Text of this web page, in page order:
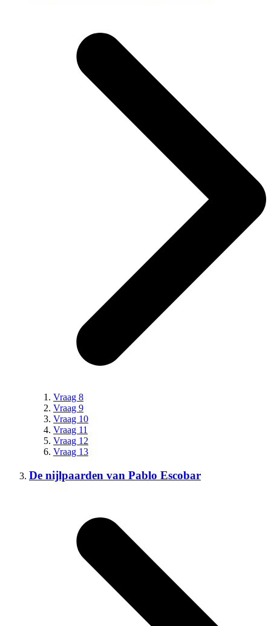
Vraag 8
Vraag 9
Vraag 10
Vraag 11
Vraag 12
Vraag 13
De nijlpaarden van Pablo Escobar